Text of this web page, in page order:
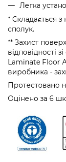
Легка
* Складається з
сполук.
** Захист
відповідності
Laminate Floor
виробника -
Протестовано
Оцінено за 6